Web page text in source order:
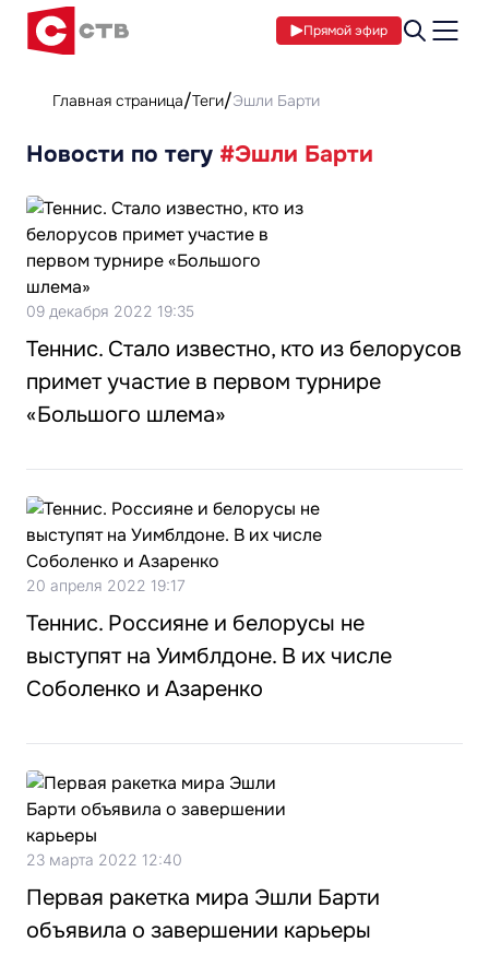
Прямой эфир
Главная страница Теги Эшли Барти
Новости по тегу #Эшли Барти
09 декабря 2022 19:35
Теннис. Стало известно, кто из белорусов
примет участие в первом турнире
«Большого шлема»
20 апреля 2022 19:17
Теннис. Россияне и белорусы не
выступят на Уимблдоне. В их числе
Соболенко и Азаренко
23 марта 2022 12:40
Первая ракетка мира Эшли Барти
объявила о завершении карьеры